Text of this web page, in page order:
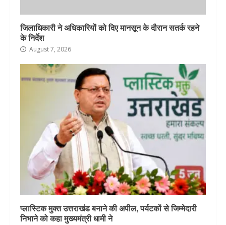
जिलाधिकारी ने अधिकारियों को दिए मानसून के दौरान सतर्क रहने
के निर्देश
August 7, 2026
प्लास्टिक मुक्त उत्तराखंड बनाने की अपील, पर्यटकों से जिम्मेदारी
निभाने को कहा मुख्यमंत्री धामी ने